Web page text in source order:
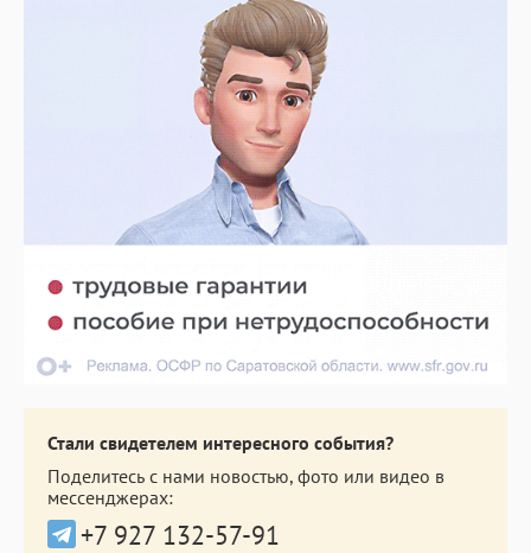
Стали свидетелем интересного события?
Поделитесь с нами новостью, фото или видео в
мессенджерах:
+7 927 132-57-91